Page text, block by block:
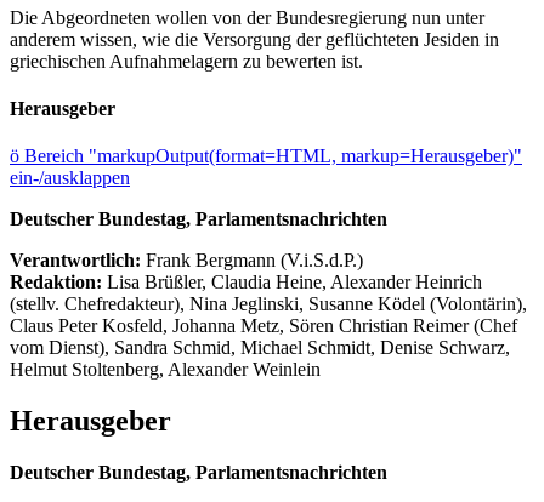
Die Abgeordneten wollen von der Bundesregierung nun unter
anderem wissen, wie die Versorgung der geflüchteten Jesiden in
griechischen Aufnahmelagern zu bewerten ist.
Herausgeber
ö Bereich "markupOutput(format=HTML, markup=Herausgeber)"
ein-/ausklappen
Deutscher Bundestag, Parlamentsnachrichten
Verantwortlich: Frank Bergmann (V.i.S.d.P.)
Redaktion: Lisa Brüßler, Claudia Heine, Alexander Heinrich
(stellv. Chefredakteur), Nina Jeglinski, Susanne Ködel (Volontärin),
Claus Peter Kosfeld, Johanna Metz, Sören Christian Reimer (Chef
vom Dienst), Sandra Schmid, Michael Schmidt, Denise Schwarz,
Helmut Stoltenberg, Alexander Weinlein
Herausgeber
Deutscher Bundestag, Parlamentsnachrichten